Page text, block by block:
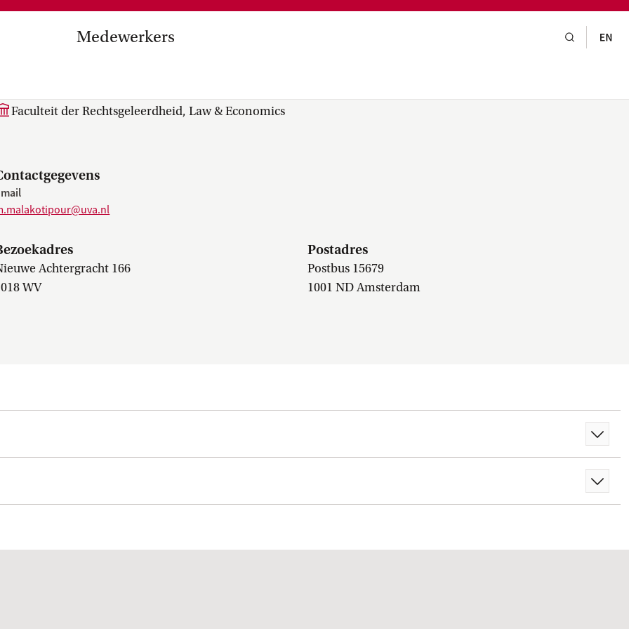
Medewerkers
plan, instellingsplan,
Internationalisering in
Medezeggenschap, ondernemingsraad,
Faculteit der Rechtsgeleerdheid, Law & Economics
Achtergracht 166
WV
Postadres
Postbus 15679
1001 ND Amsterdam